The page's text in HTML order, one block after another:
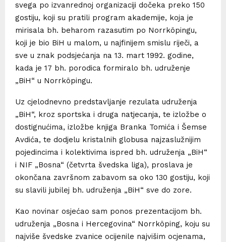
svega po izvanrednoj organizaciji dočeka preko 150
gostiju, koji su pratili program akademije, koja je
mirisala bh. beharom razasutim po Norrköpingu,
koji je bio BiH u malom, u najfinijem smislu riječi, a
sve u znak podsjećanja na 13. mart 1992. godine,
kada je 17 bh. porodica formiralo bh. udruženje
„BiH“ u Norrköpingu.
Uz cjelodnevno predstavljanje rezulata udruženja
„BiH“, kroz sportska i druga natjecanja, te izložbe o
dostignućima, izložbe knjiga Branka Tomića i Šemse
Avdića, te dodjelu kristalnih globusa najzaslužnijim
pojedincima i kolektivima ispred bh. udruženja „BiH“
i NIF „Bosna“ (četvrta švedska liga), proslava je
okončana završnom zabavom sa oko 130 gostiju, koji
su slavili jubilej bh. udruženja „BiH“ sve do zore.
Kao novinar osjećao sam ponos prezentacijom bh.
udruženja „Bosna i Hercegovina“ Norrköping, koju su
najviše švedske zvanice ocijenile najvišim ocjenama,